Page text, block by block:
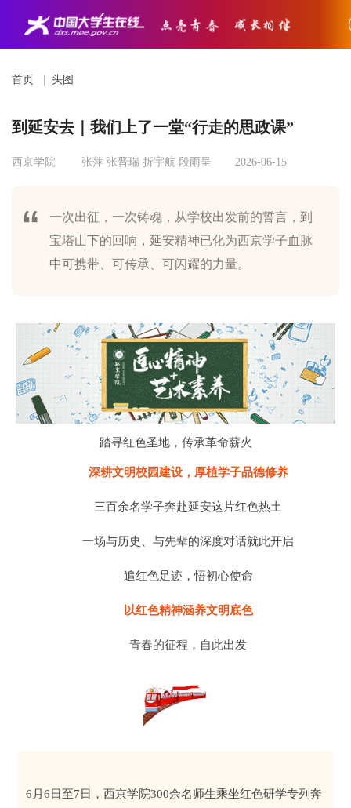
首页 头图
到延安去｜我们上了一堂“行走的思政课”
西京学院 张萍 张晋瑞 折宇航 段雨呈 2026-06-15
一次出征，一次铸魂，从学校出发前的誓言，到
宝塔山下的回响，延安精神已化为西京学子血脉
中可携带、可传承、可闪耀的力量。
踏寻红色圣地，传承革命薪火
深耕文明校园建设，厚植学子品德修养
三百余名学子奔赴延安这片红色热土
一场与历史、与先辈的深度对话就此开启
追红色足迹，悟初心使命
以红色精神涵养文明底色
青春的征程，自此出发
6月6日至7日，西京学院300余名师生乘坐红色研学专列奔